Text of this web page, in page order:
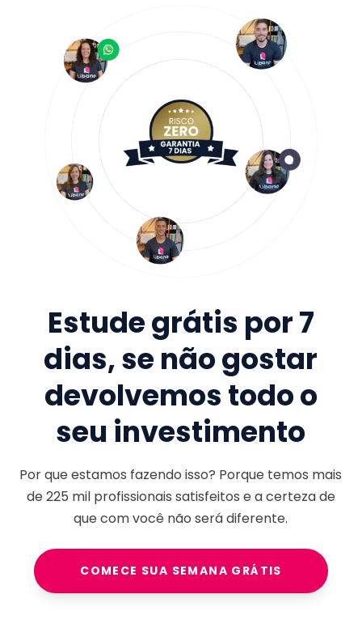
Estude grátis por 7
dias, se não gostar
devolvemos todo o
seu investimento
Por que estamos fazendo isso? Porque temos mais
de225 milprofissionais satisfeitos e a certeza de
que com você não será diferente.
COMECE SUA SEMANA GRÁTIS